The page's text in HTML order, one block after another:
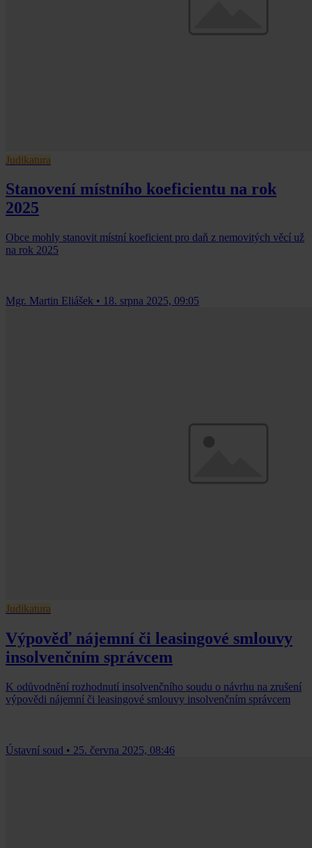
Judikatura
Stanovení místního koeficientu na rok
2025
Obce mohly stanovit místní koeficient pro daň z nemovitých věcí už
na rok 2025
Mgr. Martin Eliášek • 18. srpna 2025, 09:05
Judikatura
Výpověď nájemní či leasingové smlouvy
insolvenčním správcem
K odůvodnění rozhodnutí insolvenčního soudu o návrhu na zrušení
výpovědi nájemní či leasingové smlouvy insolvenčním správcem
Ústavní soud • 25. června 2025, 08:46